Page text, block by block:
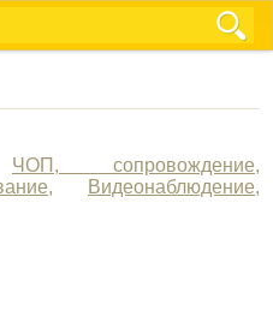
ЧОП, сопровождение,
,
Видеонаблюдение,